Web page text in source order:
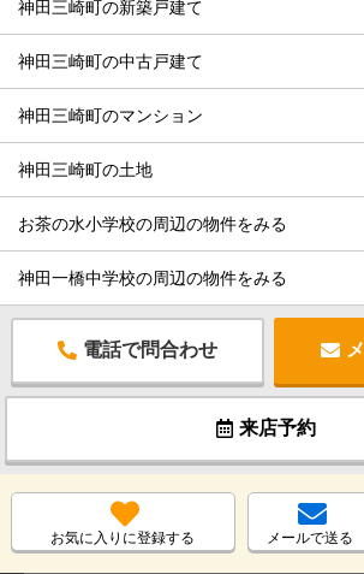
神田三崎町の新築戸建て
神田三崎町の中古戸建て
神田三崎町のマンション
神田三崎町の土地
お茶の水小学校の周辺の物件をみる
神田一橋中学校の周辺の物件をみる
電話で問合わせ
来店予約
お気に入りに登録する メールで送る